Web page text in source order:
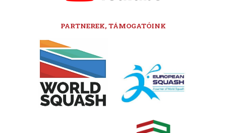
PARTNEREK, TÁMOGATÓINK